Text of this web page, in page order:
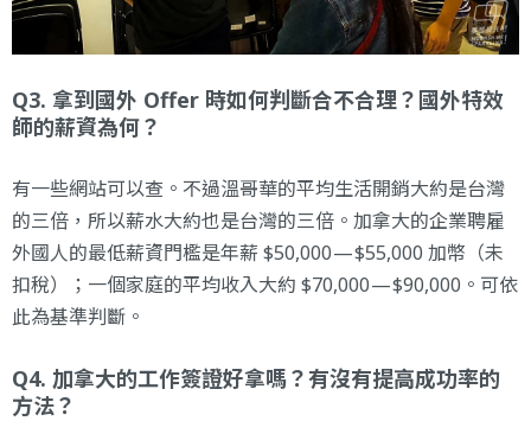
Q3. 拿到國外 Offer 時如何判斷合不合理？國外特效
師的薪資為何？
有一些網站可以查。不過溫哥華的平均生活開銷大約是台灣
的三倍，所以薪水大約也是台灣的三倍。加拿大的企業聘雇
外國人的最低薪資門檻是年薪 $50,000 — $55,000 加幣（未
扣稅）；一個家庭的平均收入大約 $70,000 — $90,000。可依
此為基準判斷。
Q4. 加拿大的工作簽證好拿嗎？有沒有提高成功率的
方法？